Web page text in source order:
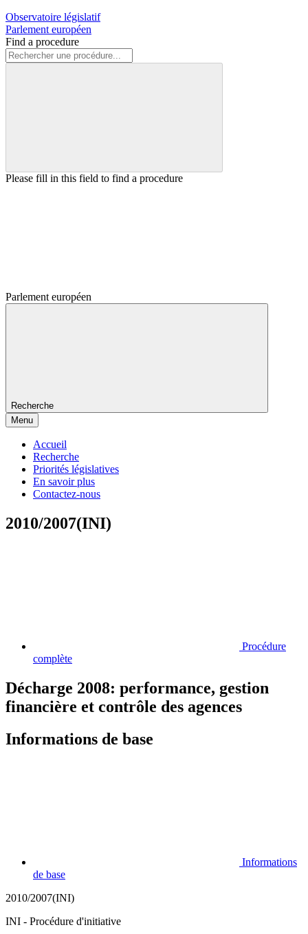
Observatoire législatif
Parlement européen
Find a procedure
Please fill in this field to find a procedure
Parlement européen
Recherche
Menu
Accueil
Recherche
Priorités législatives
En savoir plus
Contactez-nous
2010/2007(INI)
Procédure
complète
Décharge 2008: performance, gestion
financière et contrôle des agences
Informations de base
Informations
de base
2010/2007(INI)
INI - Procédure d'initiative